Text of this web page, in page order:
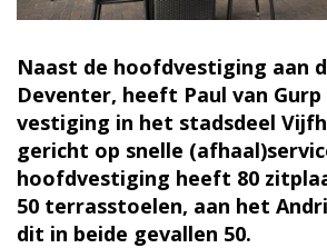
Naast de hoofdvestiging aan
Deventer, heeft Paul van
vestiging in het stadsdeel
gericht op snelle
hoofdvestiging heeft 80
50 terrasstoelen, aan het
dit in beide gevallen 50.